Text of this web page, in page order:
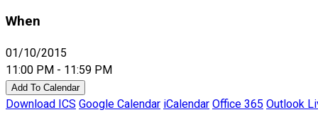
When
01/10/2015
11:00 PM - 11:59 PM
Add To Calendar
Download ICS Google Calendar iCalendar Office 365 Outlook